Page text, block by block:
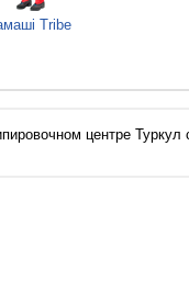
Tribe
центре